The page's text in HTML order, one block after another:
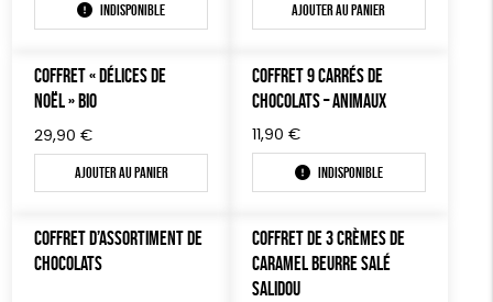
Indisponible Ajouter au panier
COFFRET « DÉLICES DE
NOËL » BIO
29,90 €
Ajouter au panier
COFFRET 9 CARRÉS DE
CHOCOLATS – ANIMAUX
11,90 €
Indisponible
COFFRET D’ASSORTIMENT DE
CHOCOLATS
COFFRET DE 3 CRÈMES DE
CARAMEL BEURRE SALÉ
SALIDOU